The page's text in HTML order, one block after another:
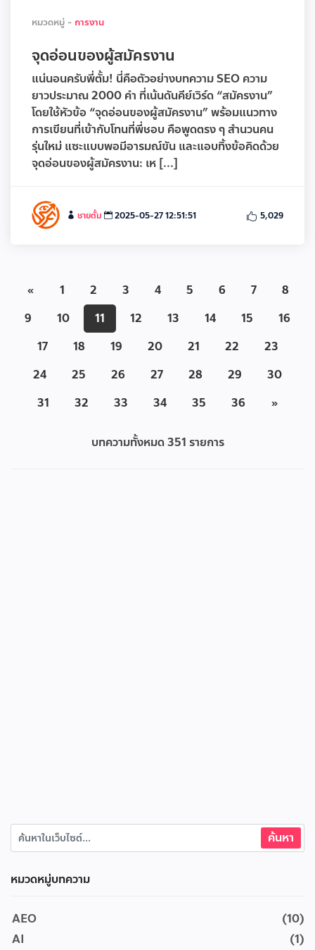
หมวดหมู่ - การงาน
จุดอ่อนของผู้สมัครงาน
แน่นอนครับพี่ตั้ม! นี่คือตัวอย่างบทความ SEO ความ
ยาวประมาณ 2000 คำ ที่เน้นดันคีย์เวิร์ด “สมัครงาน”
โดยใช้หัวข้อ “จุดอ่อนของผู้สมัครงาน” พร้อมแนวทาง
การเขียนที่เข้ากับโทนที่พี่ชอบ คือพูดตรง ๆ สำนวนคน
รุ่นใหม่ แซะแบบพอมีอารมณ์ขัน และแอบทิ้งข้อคิดด้วย
จุดอ่อนของผู้สมัครงาน: เห [...]
ชายตั้ม 2025-05-27 12:51:51 5,029
« 1 2 3 4 5 6 7
8
9
10 11 12 13 14 15
16
17
18 19 20 21 22
23
24
25 26 27 28 29
30
31
32 33 34 35 36 »
บทความทั้งหมด351 รายการ
หมวดหมู่บทความ
AEO
(10)
AI
(1)